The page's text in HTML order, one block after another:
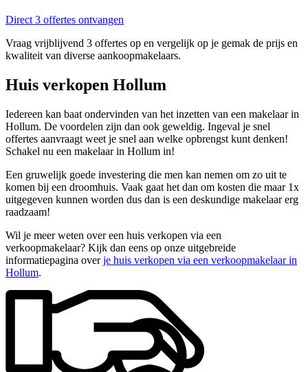
Direct 3 offertes ontvangen
Vraag vrijblijvend 3 offertes op en vergelijk op je gemak de prijs en
kwaliteit van diverse aankoopmakelaars.
Huis verkopen Hollum
Iedereen kan baat ondervinden van het inzetten van een makelaar in
Hollum. De voordelen zijn dan ook geweldig. Ingeval je snel
offertes aanvraagt weet je snel aan welke opbrengst kunt denken!
Schakel nu een makelaar in Hollum in!
Een gruwelijk goede investering die men kan nemen om zo uit te
komen bij een droomhuis. Vaak gaat het dan om kosten die maar 1x
uitgegeven kunnen worden dus dan is een deskundige makelaar erg
raadzaam!
Wil je meer weten over een huis verkopen via een
verkoopmakelaar? Kijk dan eens op onze uitgebreide
informatiepagina overje huis verkopen via een verkoopmakelaar in
Hollum.